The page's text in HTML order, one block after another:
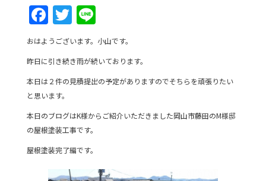
F
a
c
e
b
o
o
k
T
w
itt
er
Li
n
e
おはようございます。小山です。
昨日に引き続き雨が続いております。
本日は２件の見積提出の予定がありますのでそちらを頑張りたい
と思います。
本日のブログはK様からご紹介いただきました岡山市藤田のM様邸
の屋根塗装工事です。
屋根塗装完了編です。